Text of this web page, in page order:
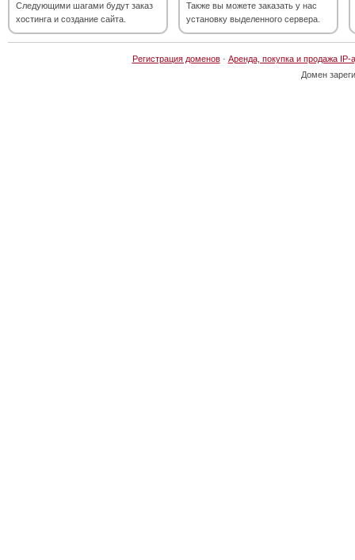
Следующими шагами будут заказ
хостинга и создание сайта.
Также вы можете заказать у нас
установку выделенного сервера.
Регистрация доменов· Аренда, покупка и продажа IP-
Домен